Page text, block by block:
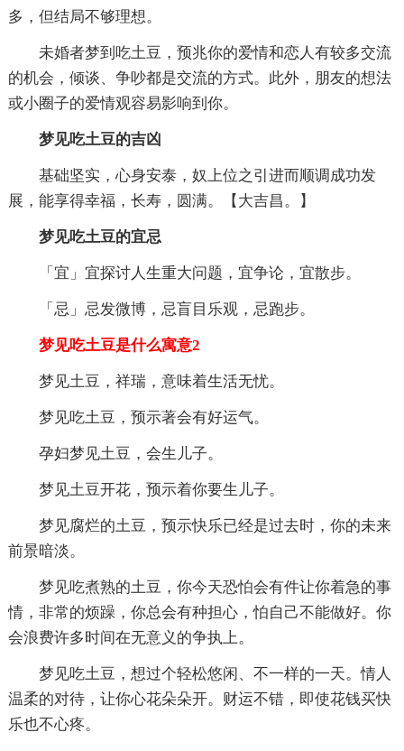
多，但结局不够理想。
未婚者梦到吃土豆，预兆你的爱情和恋人有较多交流
的机会，倾谈、争吵都是交流的方式。此外，朋友的想法
或小圈子的爱情观容易影响到你。
梦见吃土豆的吉凶
基础坚实，心身安泰，奴上位之引进而顺调成功发
展，能享得幸福，长寿，圆满。【大吉昌。】
梦见吃土豆的宜忌
「宜」宜探讨人生重大问题，宜争论，宜散步。
「忌」忌发微博，忌盲目乐观，忌跑步。
梦见吃土豆是什么寓意2
梦见土豆，祥瑞，意味着生活无忧。
梦见吃土豆，预示著会有好运气。
孕妇梦见土豆，会生儿子。
梦见土豆开花，预示着你要生儿子。
梦见腐烂的土豆，预示快乐已经是过去时，你的未来
前景暗淡。
梦见吃煮熟的土豆，你今天恐怕会有件让你着急的事
情，非常的烦躁，你总会有种担心，怕自己不能做好。你
会浪费许多时间在无意义的争执上。
梦见吃土豆，想过个轻松悠闲、不一样的一天。情人
温柔的对待，让你心花朵朵开。财运不错，即使花钱买快
乐也不心疼。